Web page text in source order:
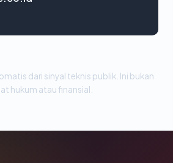
dari sinyal teknis publik. Ini bukan
hukum atau finansial.